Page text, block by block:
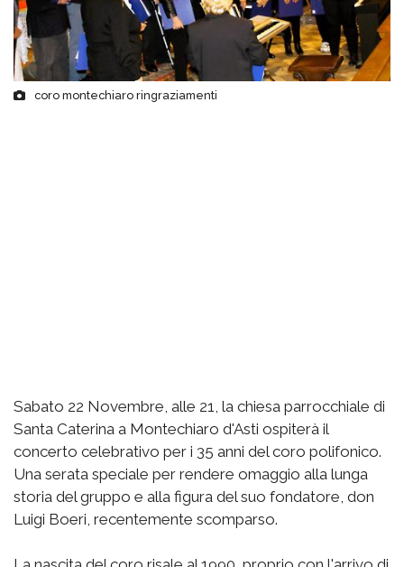
coro montechiaro ringraziamenti
Sabato 22 Novembre, alle 21, la chiesa parrocchiale di
Santa Caterina a Montechiaro d'Asti ospiterà il
concerto celebrativo per i 35 anni del coro polifonico.
Una serata speciale per rendere omaggio alla lunga
storia del gruppo e alla figura del suo fondatore, don
Luigi Boeri, recentemente scomparso.